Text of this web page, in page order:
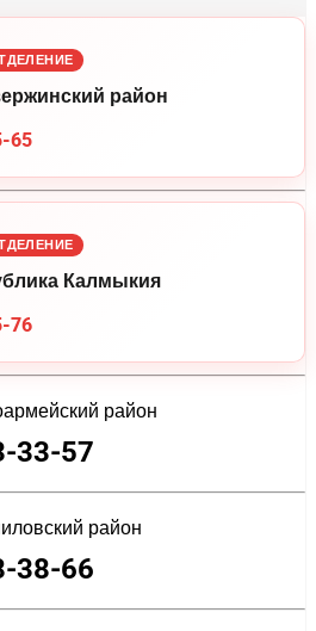
район
65
Калмыкия
76
район
33-57
район
38-66